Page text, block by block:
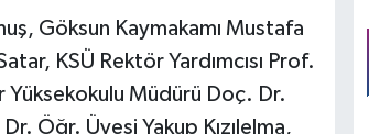
Göksun Kaymakamı Mustafa
KSÜ Rektör Yardımcısı Prof.
Yüksekokulu Müdürü Doç. Dr.
Öğr. Üyesi Yakup Kızılelma,